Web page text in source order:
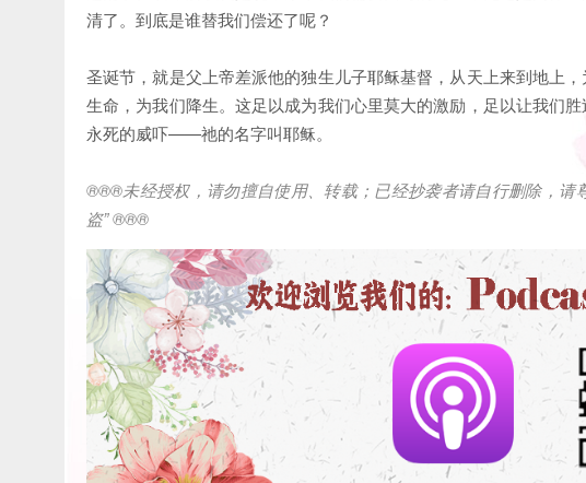
清了。到底是谁替我们偿还了呢？
圣诞节，就是父上帝差派他的独生儿子耶稣基督，从天上来到地上
生命，为我们降生。这足以成为我们心里莫大的激励，足以让我们
永死的威吓——祂的名字叫耶稣。
®®®未经授权，请勿擅自使用、转载；已经抄袭者请自行删除，请
盗” ®®®